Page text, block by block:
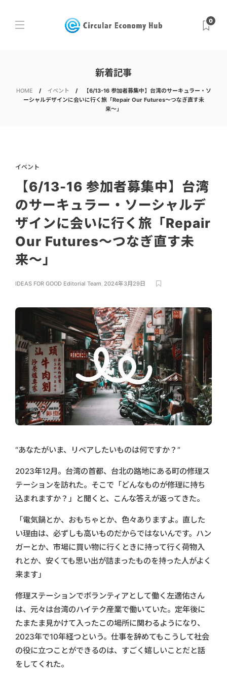
0
新着記事
HOME イベント
【6/13-16 参加者募集中】台湾のサーキュラー・ソ
ーシャルデザインに会いに行く旅「Repair Our Futures〜つなぎ直す未
来〜」
イベント
【6/13-16 参加者募集中】台湾
のサーキュラー・ソーシャルデ
ザインに会いに行く旅「Repair
Our Futures〜つなぎ直す未
来〜」
IDEAS FOR GOOD Editorial Team, 2024年3月29日
“あなたがいま、リペアしたいものは何ですか？”
2023年12月。台湾の首都、台北の路地にある町の修理ス
テーションを訪れた。そこで「どんなものが修理に持ち
込まれますか？」と聞くと、こんな答えが返ってきた。
「電気鍋とか、おもちゃとか、色々ありますよ。直した
い理由は、必ずしも高いものだからではないんです。ハン
ガーとか、市場に買い物に行くときに持って行く荷物入
れとか、安くても思い出が詰まったものを持った人がよく
来ます」
修理ステーションでボランティアとして働く左適佑さん
は、元々は台湾のハイテク産業で働いていた。定年後に
たまたま見かけて入ったこの場所に関わるようになり、
2023年で10年経つという。仕事を辞めてもこうして社会
の役に立つことができるのは、すごく嬉しいことだと話
をしてくれた。